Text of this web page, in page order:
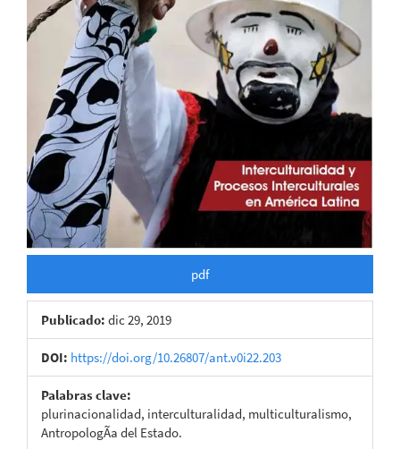
pdf
Publicado: dic 29, 2019
DOI: https://doi.org/10.26807/ant.v0i22.203
Palabras clave:
plurinacionalidad, interculturalidad, multiculturalismo,
AntropologÃ­a del Estado.